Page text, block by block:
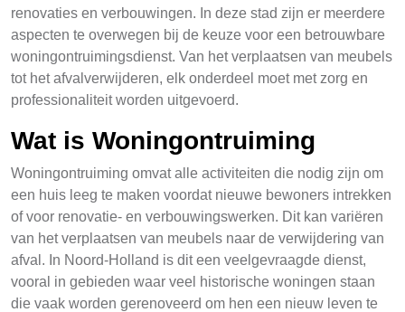
renovaties en verbouwingen. In deze stad zijn er meerdere
aspecten te overwegen bij de keuze voor een betrouwbare
woningontruimingsdienst. Van het verplaatsen van meubels
tot het afvalverwijderen, elk onderdeel moet met zorg en
professionaliteit worden uitgevoerd.
Wat is Woningontruiming
Woningontruiming omvat alle activiteiten die nodig zijn om
een huis leeg te maken voordat nieuwe bewoners intrekken
of voor renovatie- en verbouwingswerken. Dit kan variëren
van het verplaatsen van meubels naar de verwijdering van
afval. In Noord-Holland is dit een veelgevraagde dienst,
vooral in gebieden waar veel historische woningen staan
die vaak worden gerenoveerd om hen een nieuw leven te